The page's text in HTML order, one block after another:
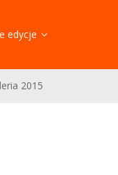
edycje
2015